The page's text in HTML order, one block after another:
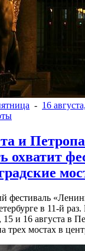
- 16
и
охватит
фестиваль
в 11-й
15 и 16 августа в
трех мостах в